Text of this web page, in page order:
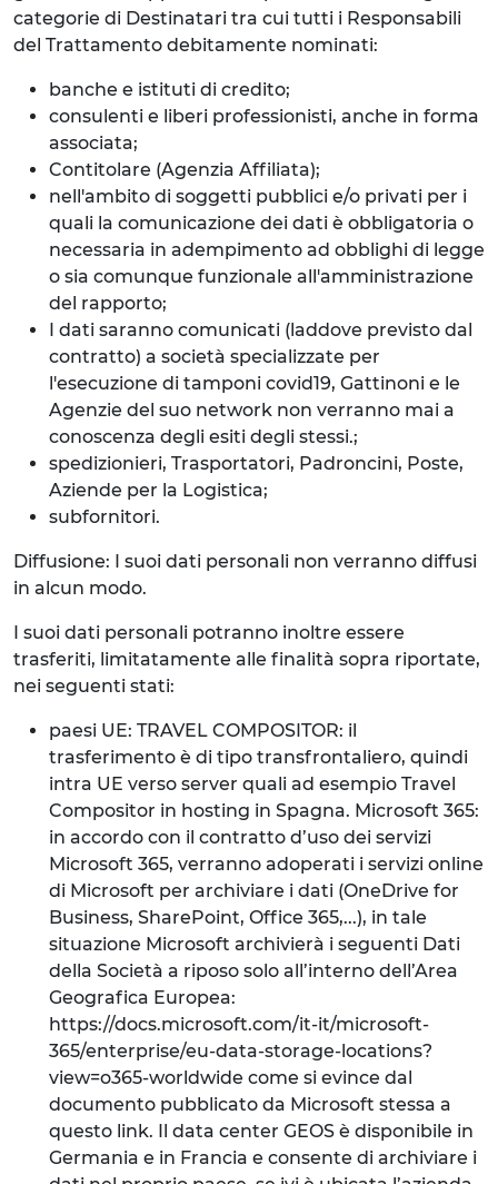
categorie di Destinatari tra cui tutti i Responsabili
del Trattamento debitamente nominati:
banche e istituti di credito;
consulenti e liberi professionisti, anche in forma
associata;
Contitolare (Agenzia Affiliata);
nell'ambito di soggetti pubblici e/o privati per i
quali la comunicazione dei dati è obbligatoria o
necessaria in adempimento ad obblighi di legge
o sia comunque funzionale all'amministrazione
del rapporto;
I dati saranno comunicati (laddove previsto dal
contratto) a società specializzate per
l'esecuzione di tamponi covid19, Gattinoni e le
Agenzie del suo network non verranno mai a
conoscenza degli esiti degli stessi.;
spedizionieri, Trasportatori, Padroncini, Poste,
Aziende per la Logistica;
subfornitori.
Diffusione: I suoi dati personali non verranno diffusi
in alcun modo.
I suoi dati personali potranno inoltre essere
trasferiti, limitatamente alle finalità sopra riportate,
nei seguenti stati:
paesi UE: TRAVEL COMPOSITOR: il
trasferimento è di tipo transfrontaliero, quindi
intra UE verso server quali ad esempio Travel
Compositor in hosting in Spagna. Microsoft 365:
in accordo con il contratto d’uso dei servizi
Microsoft 365, verranno adoperati i servizi online
di Microsoft per archiviare i dati (OneDrive for
Business, SharePoint, Office 365,...), in tale
situazione Microsoft archivierà i seguenti Dati
della Società a riposo solo all’interno dell’Area
Geografica Europea:
https://docs.microsoft.com/it-it/microsoft-
365/enterprise/eu-data-storage-locations?
view=o365-worldwide come si evince dal
documento pubblicato da Microsoft stessa a
questo link. Il data center GEOS è disponibile in
Germania e in Francia e consente di archiviare i